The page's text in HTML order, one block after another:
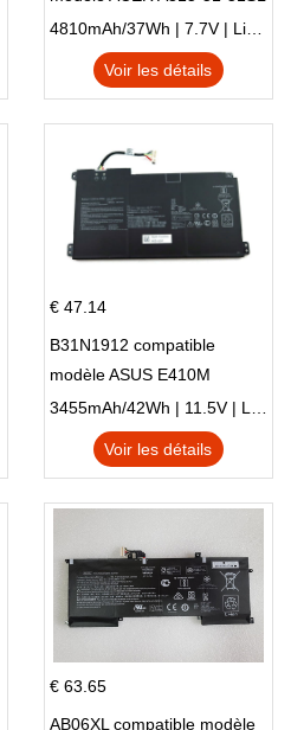
N17Q1 SERIES
4810mAh/37Wh | 7.7V | Li-ion ...
Voir les détails
€ 47.14
B31N1912 compatible
modèle ASUS E410M
E410MA L410MA
3455mAh/42Wh | 11.5V | Li-ion ...
Voir les détails
€ 63.65
AB06XL compatible modèle